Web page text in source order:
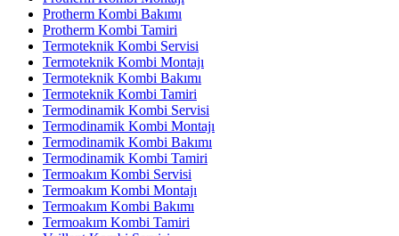
Protherm Kombi Bakımı
Protherm Kombi Tamiri
Termoteknik Kombi Servisi
Termoteknik Kombi Montajı
Termoteknik Kombi Bakımı
Termoteknik Kombi Tamiri
Termodinamik Kombi Servisi
Termodinamik Kombi Montajı
Termodinamik Kombi Bakımı
Termodinamik Kombi Tamiri
Termoakım Kombi Servisi
Termoakım Kombi Montajı
Termoakım Kombi Bakımı
Termoakım Kombi Tamiri